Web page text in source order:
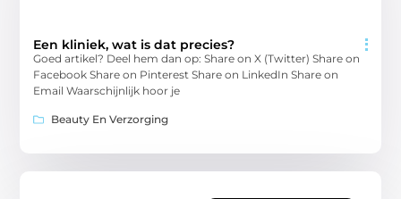
Een kliniek, wat is dat precies?
Goed artikel? Deel hem dan op: Share on X (Twitter) Share on
Facebook Share on Pinterest Share on LinkedIn Share on
Email Waarschijnlijk hoor je
Beauty En Verzorging